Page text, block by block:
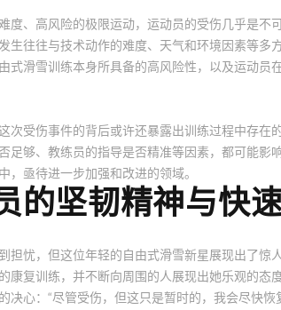
度、高风险的极限运动，运动员的受伤几乎是不
生往往与技术动作的难度、天气和环境因素等多
式滑雪训练本身所具备的高风险性，以及运动员
次受伤事件的背后或许还暴露出训练过程中存在
足够、教练员的指导是否精准等因素，都可能影
，亟待进一步加强和改进的领域。
的坚韧精神与快
担忧，但这位年轻的自由式滑雪新星展现出了惊
康复训练，并不断向周围的人展现出她乐观的态
决心：“尽管受伤，但这只是暂时的，我会尽快